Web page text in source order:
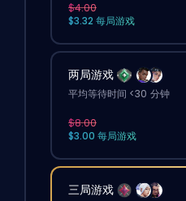
$4.00
$3.32 每局游戏
两局游戏
平均等待时间 <30 分钟
$8.00
$3.00 每局游戏
三局游戏